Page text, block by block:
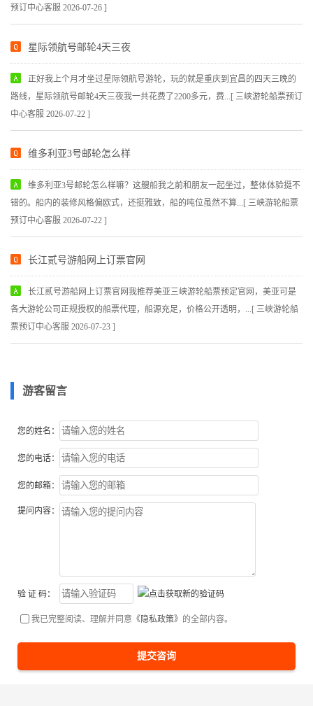
预订中心客服 2026-07-26 ]
星际领航号邮轮4天三夜
正好我上个月才坐过星际领航号游轮，玩的就是重庆到宜昌的四天三晚的
路线，星际领航号邮轮4天三夜我一共花费了2200多元，费...[ 三峡游轮船票预订
中心客服 2026-07-22 ]
维多利亚3号邮轮怎么样
维多利亚3号邮轮怎么样嘛？这艘船我之前和朋友一起坐过，整体体验挺不
错的。船内的装修风格偏欧式，还挺雅致，船的吨位虽然不算...[ 三峡游轮船票
预订中心客服 2026-07-22 ]
长江贰号游船网上订票官网
长江贰号游船网上订票官网我推荐美亚三峡游轮船票预定官网，美亚可是
各大游轮公司正规授权的船票代理，船源充足，价格公开透明，...[ 三峡游轮船
票预订中心客服 2026-07-23 ]
游客留言
您的姓名：
您的电话：
您的邮箱：
提问内容：
验 证 码：
我已完整阅读、理解并同意 《隐私政策》 的全部内容。
提交咨询